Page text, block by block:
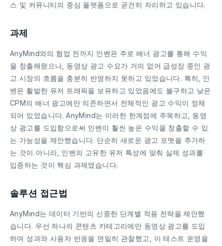
스 및 커뮤니티의 중심 플랫폼으로 굳건히 자리하고 있습니다.
과제
AnyMind와의 협업 전까지 인벤은 주로 배너 광고를 통해 수익
을 창출해왔으나, 동영상 광고 수요가 거의 없어 급성장 중인 광
고 시장의 흐름을 충분히 반영하지 못하고 있었습니다. 특히, 인
벤은 활발한 유저 트래픽을 보유하고 있었음에도 불구하고 낮은
CPM의 배너 광고에만 의존하면서 전체적인 광고 수익이 정체
되어 있었습니다. AnyMind는 이러한 한계점에 주목하고, 동영
상 광고를 도입함으로써 인벤이 훨씬 높은 수익을 창출할 수 있
는 가능성을 제안했습니다. 단순히 새로운 광고 포맷을 추가하
는 것이 아니라, 인벤의 고유한 유저 특성에 맞춰 실제 성과를
입증하는 것이 핵심 과제였습니다.
솔루션 접근법
AnyMind는 데이터 기반의 신중한 단계별 적용 전략을 제안했
습니다. 우선 하나의 콘텐츠 카테고리에만 동영상 광고를 도입
하여 성과와 사용자 반응을 면밀히 관찰했고, 이 테스트 운영을